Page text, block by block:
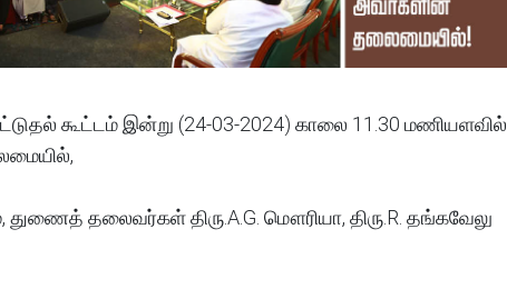
கூட்டம் இன்று (24-03-2024) காலை 11.30 மணியளவில்
தலைவர்கள் திரு.A.G. மௌரியா, திரு.R. தங்கவேலு